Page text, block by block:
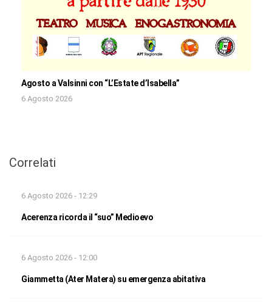
Agosto a Valsinni con “L’Estate d’Isabella”
6 Agosto 2026
Correlati
6 Agosto 2026 - 12:29
Acerenza ricorda il “suo” Medioevo
6 Agosto 2026 - 12:00
Giammetta (Ater Matera) su emergenza abitativa